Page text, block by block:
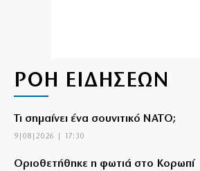
ΡΟΗ ΕΙΔΗΣΕΩΝ
Τι σημαίνει ένα σουνιτικό ΝΑΤΟ;
9|08|2026 | 17:30
Οριοθετήθηκε η φωτιά στο Κορωπί